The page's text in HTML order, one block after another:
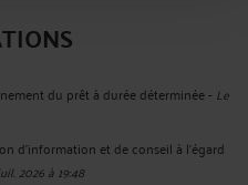
du prêt à durée déterminée- Le
d’information et de conseil à l’égard
2026 à 19:48